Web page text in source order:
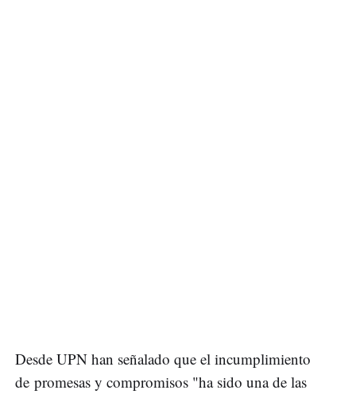
Desde UPN han señalado que el incumplimiento
de promesas y compromisos "ha sido una de las